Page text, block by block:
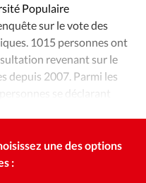
Culture
réveil
Monde
Relations Aujourd'hui
Populaire
sur le vote des
1015 personnes ont
revenant sur le
depuis 2007. Parmi les
se déclarant
une des options
: